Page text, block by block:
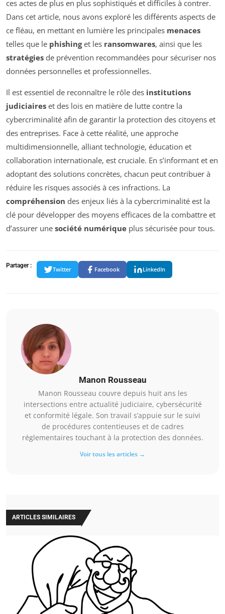
ces actes de plus en plus sophistiqués et difficiles à contrer.
Dans cet article, nous avons exploré les différents aspects de
ce fléau, en mettant en lumière les principales menaces
telles que le phishinget les ransomwares, ainsi que les
stratégies de prévention recommandées pour sécuriser nos
données personnelles et professionnelles.
Il est essentiel de reconnaître le rôle des institutions
judiciaires et des lois en matière de lutte contre la
cybercriminalité afin de garantir la protection des citoyens et
des entreprises. Face à cette réalité, une approche
multidimensionnelle, alliant technologie, éducation et
collaboration internationale, est cruciale. En s’informant et en
adoptant des solutions concrètes, chacun peut contribuer à
réduire les risques associés à ces infractions. La
compréhension des enjeux liés à la cybercriminalité est la
clé pour développer des moyens efficaces de la combattre et
d’assurer une société numérique plus sécurisée pour tous.
Partager :
Twitter Facebook LinkedIn
Manon Rousseau
Manon Rousseau couvre depuis huit ans les
intersections entre actualité judiciaire, cybersécurité
et conformité légale. Son travail s’appuie sur le suivi
de procédures contentieuses et de cadres
réglementaires touchant à la protection des données.
Voir tous les articles →
ARTICLES SIMILAIRES